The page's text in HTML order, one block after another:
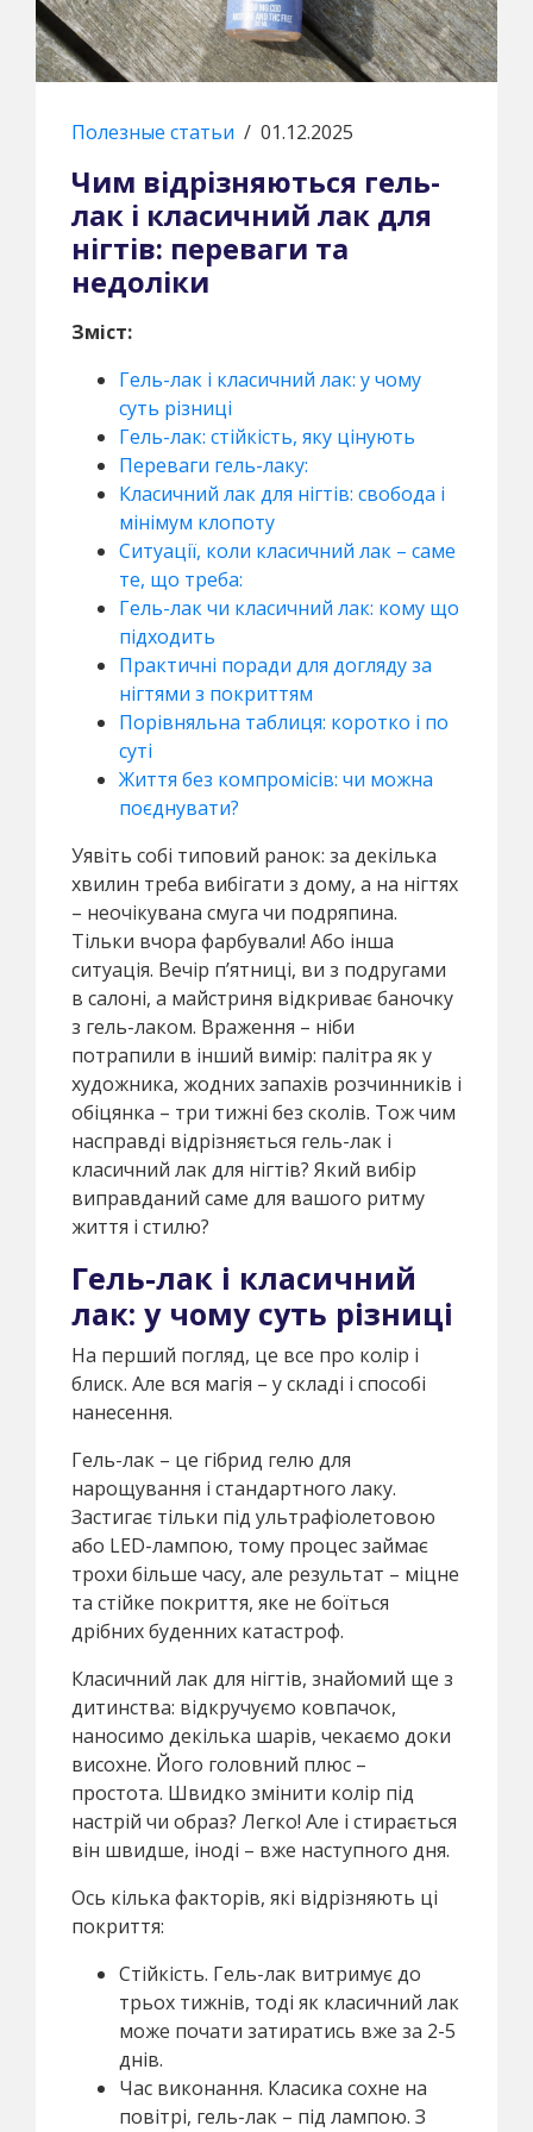
Полезные статьи / 01.12.2025
Чим відрізняються гель-
лак і класичний лак для
нігтів: переваги та
недоліки
Зміст:
Гель-лак і класичний лак: у чому
суть різниці
Гель-лак: стійкість, яку цінують
Переваги гель-лаку:
Класичний лак для нігтів: свобода і
мінімум клопоту
Ситуації, коли класичний лак – саме
те, що треба:
Гель-лак чи класичний лак: кому що
підходить
Практичні поради для догляду за
нігтями з покриттям
Порівняльна таблиця: коротко і по
суті
Життя без компромісів: чи можна
поєднувати?
Уявіть собі типовий ранок: за декілька
хвилин треба вибігати з дому, а на нігтях
– неочікувана смуга чи подряпина.
Тільки вчора фарбували! Або інша
ситуація. Вечір п’ятниці, ви з подругами
в салоні, а майстриня відкриває баночку
з гель-лаком. Враження – ніби
потрапили в інший вимір: палітра як у
художника, жодних запахів розчинників і
обіцянка – три тижні без сколів. Тож чим
насправді відрізняється гель-лак і
класичний лак для нігтів? Який вибір
виправданий саме для вашого ритму
життя і стилю?
Гель-лак і класичний
лак: у чому суть різниці
На перший погляд, це все про колір і
блиск. Але вся магія – у складі і способі
нанесення.
Гель-лак – це гібрид гелю для
нарощування і стандартного лаку.
Застигає тільки під ультрафіолетовою
або LED-лампою, тому процес займає
трохи більше часу, але результат – міцне
та стійке покриття, яке не боїться
дрібних буденних катастроф.
Класичний лак для нігтів, знайомий ще з
дитинства: відкручуємо ковпачок,
наносимо декілька шарів, чекаємо доки
висохне. Його головний плюс –
простота. Швидко змінити колір під
настрій чи образ? Легко! Але і стирається
він швидше, іноді – вже наступного дня.
Ось кілька факторів, які відрізняють ці
покриття:
Стійкість. Гель-лак витримує до
трьох тижнів, тоді як класичний лак
може почати затиратись вже за 2-5
днів.
Час виконання. Класика сохне на
повітрі, гель-лак – під лампою. З